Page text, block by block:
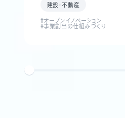
建設・不動産
#オープンイノベーション
#事業創出の仕組みづくり